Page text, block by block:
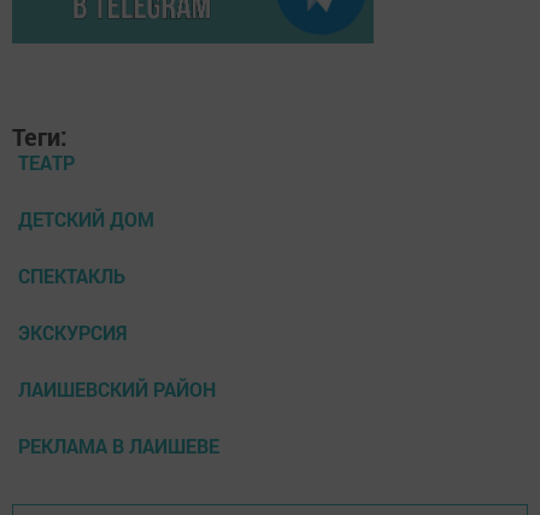
Теги:
ТЕАТР
ДЕТСКИЙ ДОМ
СПЕКТАКЛЬ
ЭКСКУРСИЯ
ЛАИШЕВСКИЙ РАЙОН
РЕКЛАМА В ЛАИШЕВЕ